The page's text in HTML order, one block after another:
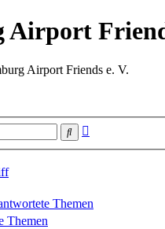
Airport
Airport Friends e. V.
Suche
Themen
Themen